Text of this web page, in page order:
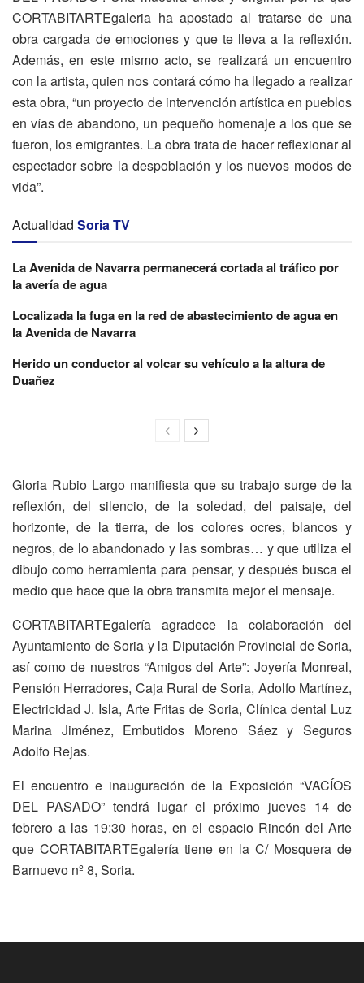
CORTABITARTEgaleria ha apostado al tratarse de una
obra cargada de emociones y que te lleva a la reflexión.
Además, en este mismo acto, se realizará un encuentro
con la artista, quien nos contará cómo ha llegado a realizar
esta obra, “un proyecto de intervención artística en pueblos
en vías de abandono, un pequeño homenaje a los que se
fueron, los emigrantes. La obra trata de hacer reflexionar al
espectador sobre la despoblación y los nuevos modos de
vida”.
Actualidad Soria TV
La Avenida de Navarra permanecerá cortada al tráfico por
la avería de agua
Localizada la fuga en la red de abastecimiento de agua en
la Avenida de Navarra
Herido un conductor al volcar su vehículo a la altura de
Duañez
Gloria Rubio Largo manifiesta que su trabajo surge de la
reflexión, del silencio, de la soledad, del paisaje, del
horizonte, de la tierra, de los colores ocres, blancos y
negros, de lo abandonado y las sombras… y que utiliza el
dibujo como herramienta para pensar, y después busca el
medio que hace que la obra transmita mejor el mensaje.
CORTABITARTEgalería agradece la colaboración del
Ayuntamiento de Soria y la Diputación Provincial de Soria,
así como de nuestros “Amigos del Arte”: Joyería Monreal,
Pensión Herradores, Caja Rural de Soria, Adolfo Martínez,
Electricidad J. Isla, Arte Fritas de Soria, Clínica dental Luz
Marina Jiménez, Embutidos Moreno Sáez y Seguros
Adolfo Rejas.
El encuentro e inauguración de la Exposición “VACÍOS
DEL PASADO” tendrá lugar el próximo jueves 14 de
febrero a las 19:30 horas, en el espacio Rincón del Arte
que CORTABITARTEgalería tiene en la C/ Mosquera de
Barnuevo nº 8, Soria.